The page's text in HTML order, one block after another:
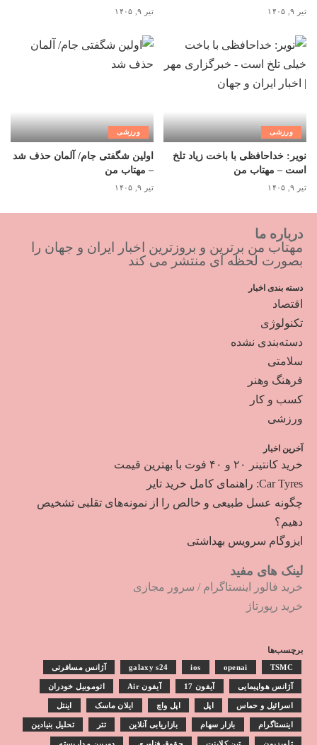
تیر ۹, ۱۴۰۵ تیر ۹, ۱۴۰۵
ورزشی
نویر: خداحافظی با باخت زیاد تلخ
است – مهتاب من
تیر ۹, ۱۴۰۵
ورزشی
اولین شگفتی جام/ آلمان حذف شد
– مهتاب من
تیر ۹, ۱۴۰۵
درباره ما
مهتاب من برترین و بروزترین اخبار ایران و جهان را
بصورت لحظه ای منتشر می کند
دسته بندی اخبار
اقتصاد
تکنولوژی
دسته‌بندی نشده
سلامتی
فرهنگ وهنر
کسب و کار
ورزشی
آخرین اخبار
خرید کانتینر ۲۰ و ۴۰ فوت با بهترین قیمت
Car Tyres: راهنمای کامل خرید تایر
چگونه عسل طبیعی و خالص را از نمونه‌های تقلبی تشخیص
دهیم؟
ایزوگام سرویس بهداشتی
لینک های مفید
خرید فالور اینستاگرام / سرور مجازی
خرید رپورتاژ
برچسب‌ها
galaxy s24 ios openai TSMC آژانس مسافرتی
آژانس هواپیمایی آیفون 17 آیفون Air اتوموبیل خودران
اسرائیل و حماس اپل اپل واچ ایلان ماسک اینتل
اینستاگرام بازار سهام بازاریابی آنلاین تتر تحلیل بنیادین